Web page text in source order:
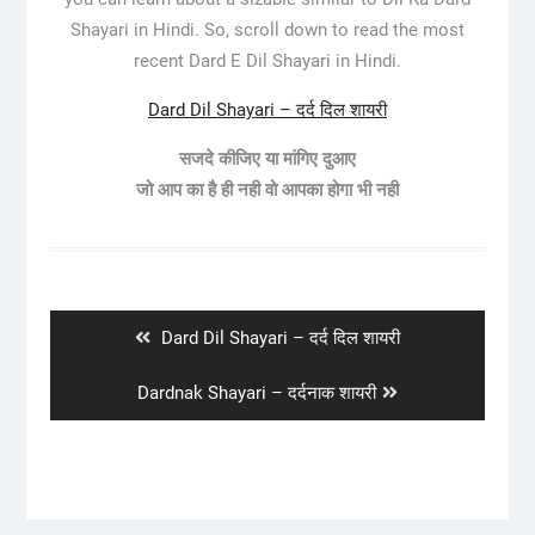
Shayari in Hindi. So, scroll down to read the most
recent Dard E Dil Shayari in Hindi.
Dard Dil Shayari – दर्द दिल शायरी
सजदे कीजिए या मांगिए दुआए
जो आप का है ही नही वो आपका होगा भी नही
Previous
Dard Dil Shayari – दर्द दिल शायरी
Next
post:
Dardnak Shayari – दर्दनाक शायरी